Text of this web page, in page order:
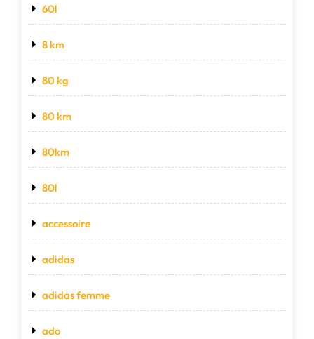
60l
8 km
80 kg
80 km
80km
80l
accessoire
adidas
adidas femme
ado